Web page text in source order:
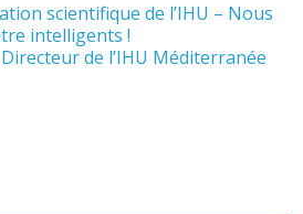
scientifique de l’IHU – Nous
intelligents !
de l’IHU Méditerranée